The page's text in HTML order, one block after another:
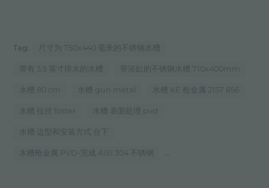
Tag: 尺寸为 750x440 毫米的不锈钢水槽
带有 3,5 英寸排水的水槽 带浴缸的不锈钢水槽 710x400mm
水槽 80 cm 水槽 gun metal 水槽 KE 枪金属 2157 856
水槽 拉丝 foster 水槽 表面处理 pvd
水槽 边型和安装方式 台下
水槽枪金属 PVD-完成 AISI 304 不锈钢 ...